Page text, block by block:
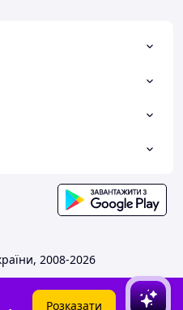
2008-2026
Розказати